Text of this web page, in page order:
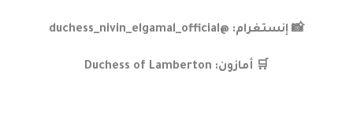
📸 إنستغرام: @duchess_nivin_elgamal_official
🛒 أمازون: Duchess of Lamberton